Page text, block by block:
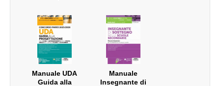
concorso A12 (ex
A12 e A22) – A11
– A13
Manuale UDA
Guida alla
Manuale
Insegnante di